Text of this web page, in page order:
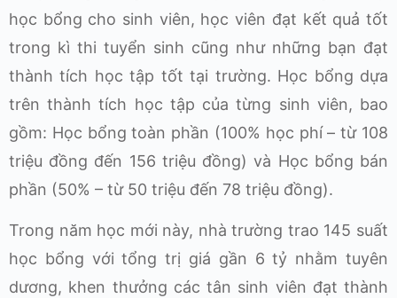
học bổng cho sinh viên, học viên đạt kết quả tốt
trong kì thi tuyển sinh cũng như những bạn đạt
thành tích học tập tốt tại trường. Học bổng dựa
trên thành tích học tập của từng sinh viên, bao
gồm: Học bổng toàn phần (100% học phí – từ 108
triệu đồng đến 156 triệu đồng) và Học bổng bán
phần (50% – từ 50 triệu đến 78 triệu đồng).
Trong năm học mới này, nhà trường trao 145 suất
học bổng với tổng trị giá gần 6 tỷ nhằm tuyên
dương, khen thưởng các tân sinh viên đạt thành